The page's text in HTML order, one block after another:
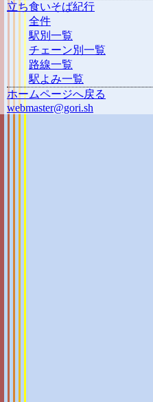
立ち食いそば紀行
全件
駅別一覧
チェーン別一覧
路線一覧
駅よみ一覧
ホームページへ戻る
webmaster@gori.sh